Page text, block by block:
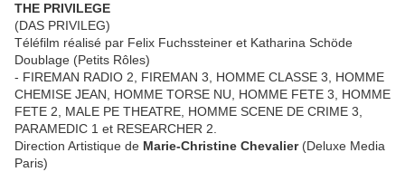
THE PRIVILEGE
(DAS PRIVILEG)
Téléfilm réalisé par Felix Fuchssteiner et Katharina Schöde
Doublage (Petits Rôles)
- FIREMAN RADIO 2, FIREMAN 3, HOMME CLASSE 3, HOMME
CHEMISE JEAN, HOMME TORSE NU, HOMME FETE 3, HOMME
FETE 2, MALE PE THEATRE, HOMME SCENE DE CRIME 3,
PARAMEDIC 1 et RESEARCHER 2.
Direction Artistique de Marie-Christine Chevalier(Deluxe Media
Paris)